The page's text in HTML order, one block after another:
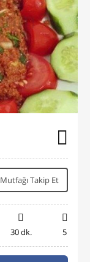
Mutfağı Takip Et
30 dk. 5